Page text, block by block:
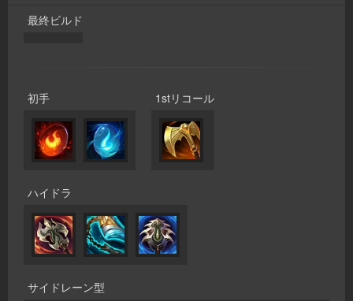
最終ビルド
初手 1stリコール
ハイドラ
サイドレーン型